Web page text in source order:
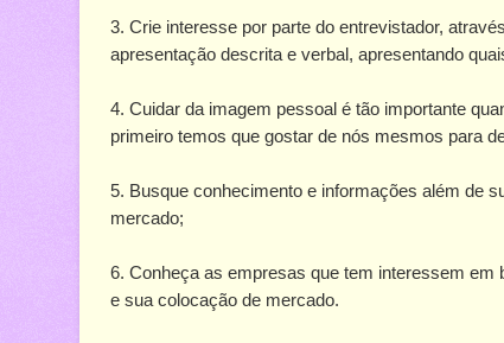
3. Crie interesse por parte do entrevistador,
apresentação descrita e verbal, apresentando
4. Cuidar da imagem pessoal é tão importante
primeiro temos que gostar de nós mesmos para
5. Busque conhecimento e informações além de
mercado;
6. Conheça as empresas que tem interessem
e sua colocação de mercado.